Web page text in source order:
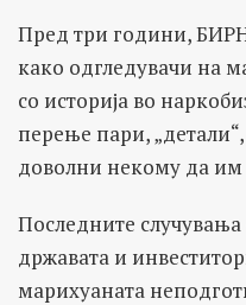
Пред три години,
како одгледувачи на
со историја во
перење пари,
доволни некому да
Последните
државата и
марихуаната